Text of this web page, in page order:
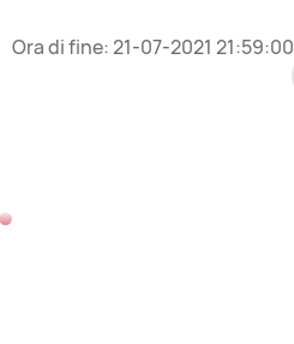
Ora di fine:21-07-2021 21:59:00